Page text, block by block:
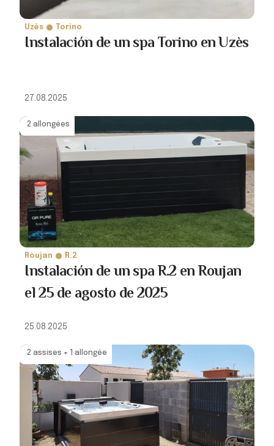
Uzès Torino
Instalación de un spa Torino en Uzès
27.08.2025
2 allongées
Roujan R.2
Instalación de un spa R.2 en Roujan
el 25 de agosto de 2025
25.08.2025
2 assises + 1 allongée